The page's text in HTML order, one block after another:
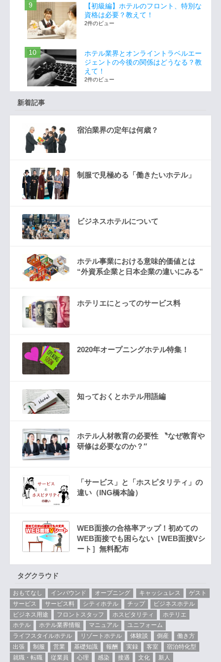
【初級編】ホテルのフロント、特別な
資格は必要？教えて！
2件のビュー
ホテル業界とオンライントラベルエー
ジェントの今後の関係はどうなる？教
えて！
2件のビュー
新着記事
宿泊業界の定年は何歳？
制服で見極める「働きたいホテル」
ビジネスホテルについて
ホテル事業における意味的価値とは
“外資系企業と日本企業の違いにみる”
ホテリエにとってのサービス料
2020年オープニングホテル特集！
知っておくとホテル用語編
ホテル人材教育の必要性 〝なぜ教育や
研修は必要なのか？″
「サービス」と「ホスピタリティ」の
違い（ING橋本論）
WEB面接の合格率アップ！初めての
WEB面接でも困らない［WEB面接Vシ
ート］無料配布
タグクラウド
おもてなし インバウンド オープニング キャッシュレス
ゲスト
サービス
サービス料 シティホテル チップ
ビジネスホテル
ビジネス用途
フロントスタッフ ホスピタリティ
ホテリエ
ホテル
ホテル業界情報 マニュアル
ユニフォーム
ライフスタイルホテル
リゾートホテル 体験談 倒産
働き方
出張
制服 営業 基礎知識 報酬 実録 客室
宿泊特化型
就職・転職
従業員 心理 感染 接遇 文化 新人